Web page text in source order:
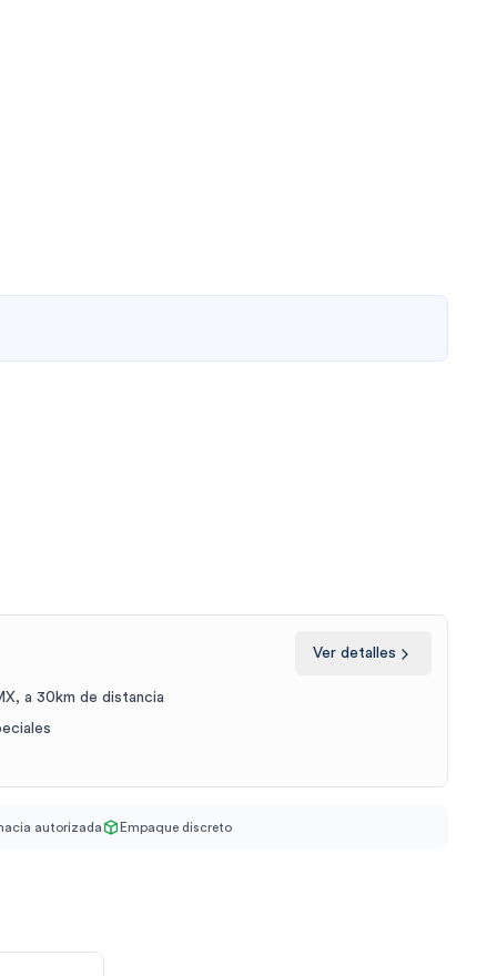
Ver detalles
a 30km de distancia
autorizada Empaque discreto